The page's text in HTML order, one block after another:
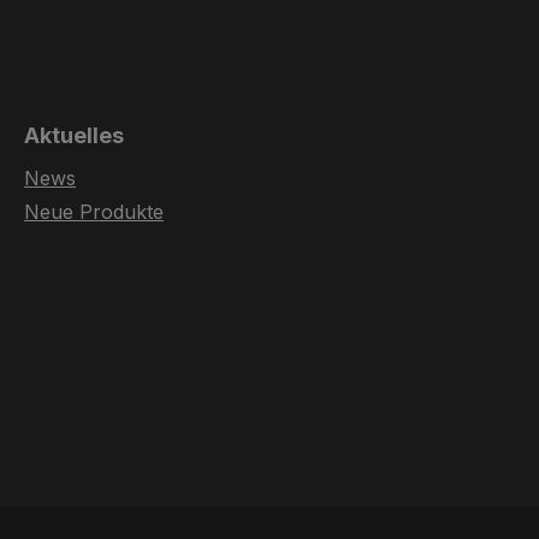
Aktuelles
News
Neue Produkte